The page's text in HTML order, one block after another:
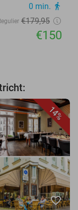
0 min. directions_walk
€179,95
€150
14%
favorite_border